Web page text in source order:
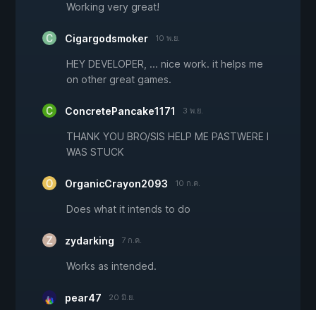
Working very great!
Cigargodsmoker 10 พ.ย.
HEY DEVELOPER, ... nice work. it helps me
on other great games.
ConcretePancake1171 3 พ.ย.
THANK YOU BRO/SIS HELP ME PASTWERE I
WAS STUCK
OrganicCrayon2093 10 ก.ค.
Does what it intends to do
zydarking 7 ก.ค.
Works as intended.
pear47 20 มิ.ย.